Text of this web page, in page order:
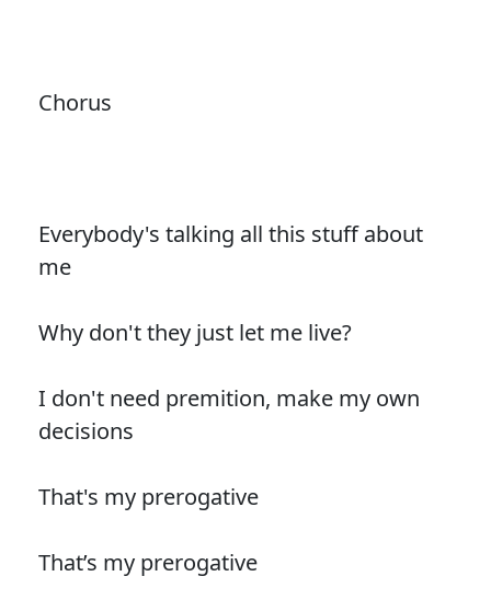
Chorus
Everybody's talking all this stuff about
me
Why don't they just let me live?
I don't need premition, make my own
decisions
That's my prerogative
That’s my prerogative